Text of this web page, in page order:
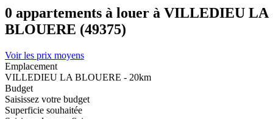
0 appartements à louer à VILLEDIEU LA
BLOUERE (49375)
Voir les prix moyens
Emplacement
VILLEDIEU LA BLOUERE - 20km
Budget
Saisissez votre budget
Superficie souhaitée